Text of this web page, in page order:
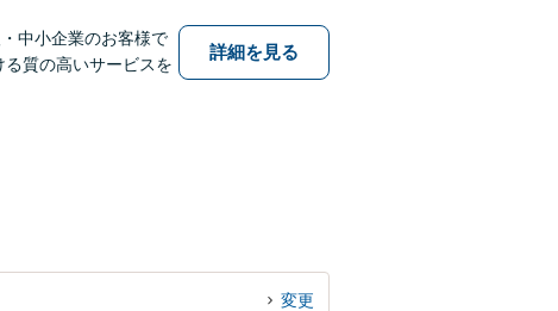
中小企業のお客様で
質の高いサービスを
詳細を見る
変更